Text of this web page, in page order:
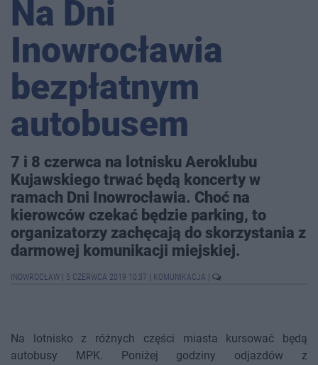
Na Dni
Inowrocławia
bezpłatnym
autobusem
7 i 8 czerwca na lotnisku Aeroklubu
Kujawskiego trwać będą koncerty w
ramach Dni Inowrocławia. Choć na
kierowców czekać będzie parking, to
organizatorzy zachęcają do skorzystania z
darmowej komunikacji miejskiej.
INOWROCŁAW 5 CZERWCA 2019 10:37 KOMUNIKACJA
Na lotnisko z różnych części miasta kursować będą
autobusy MPK. Poniżej godziny odjazdów z